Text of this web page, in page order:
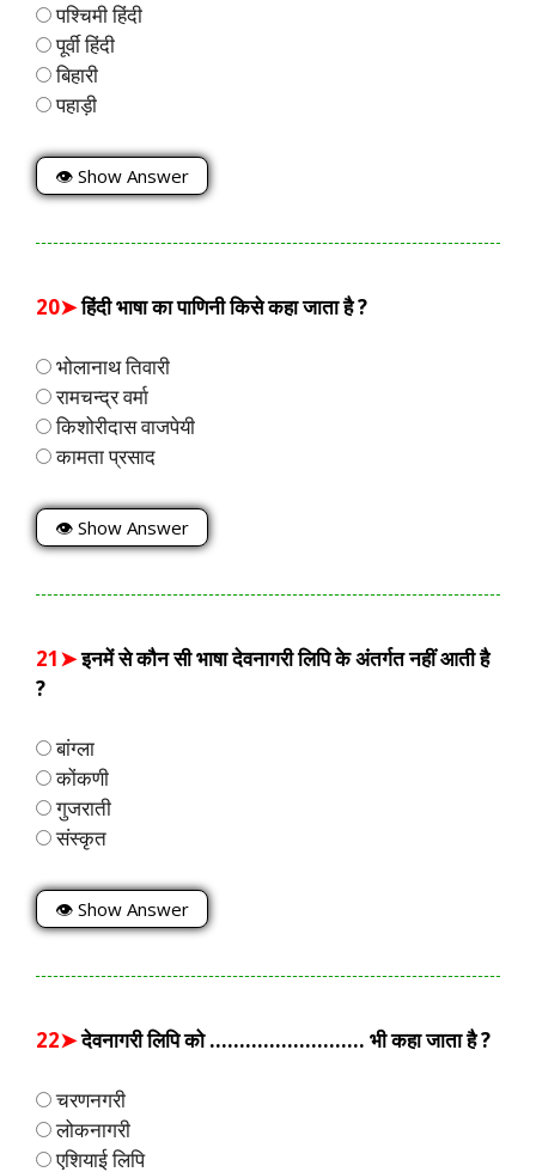
पश्चिमी हिंदी
पूर्वी हिंदी
बिहारी
पहाड़ी
👁 Show Answer
20➤हिंदी भाषा का पाणिनी किसे कहा जाता है ?
भोलानाथ तिवारी
रामचन्द्र वर्मा
किशोरीदास वाजपेयी
कामता प्रसाद
👁 Show Answer
21➤इनमें से कौन सी भाषा देवनागरी लिपि के अंतर्गत नहीं आती है
?
बांग्ला
कोंकणी
गुजराती
संस्कृत
👁 Show Answer
22➤देवनागरी लिपि को …………………….. भी कहा जाता है ?
चरणनगरी
लोकनागरी
एशियाई लिपि